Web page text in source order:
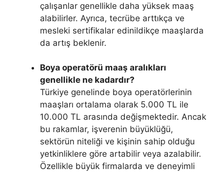
çalışanlar genellikle daha yüksek maaş
alabilirler. Ayrıca, tecrübe arttıkça ve
mesleki sertifikalar edinildikçe maaşlarda
da artış beklenir.
Boya operatörü maaş aralıkları
genellikle ne kadardır?
Türkiye genelinde boya operatörlerinin
maaşları ortalama olarak 5.000 TL ile
10.000 TL arasında değişmektedir. Ancak
bu rakamlar, işverenin büyüklüğü,
sektörün niteliği ve kişinin sahip olduğu
yetkinliklere göre artabilir veya azalabilir.
Özellikle büyük firmalarda ve deneyimli